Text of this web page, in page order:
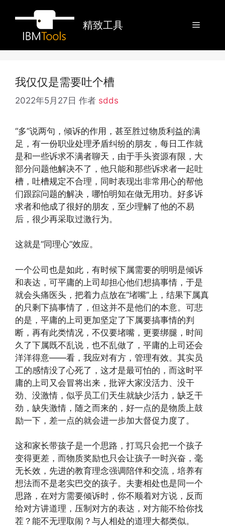
精致工具 菜
我仅仅是需要吐个槽
2022年5月27日 作者 sdds
“多”说两句，倾诉的作用，甚至胜过物质利益的满
足，有一份职业处理矛盾纠纷的朋友，每日工作就
是和一些诉求不满者聊天，由于手头资源有限，大
部分问题他解决不了，他只能和那些诉求者一起吐
槽，吐槽规定不合理，同时表现出非常用心的帮他
们跟踪问题的解决，哪怕明知在做无用功。好多诉
求者和他成了很好的朋友，至少理解了他的不易
后，很少再采取过激行为。
这就是“同理心”效应。
一个公司也是如此，有时候下属需要的明明是倾诉
和表达，可平庸的上司却担心他们想搞事情，于是
就会头痛医头，把着力点放在“堵嘴”上，结果下属真
的只剩下搞事情了，但这并不是他们的本意。可悲
的是，平庸的上司更加坚定了下属要搞事情的判
断，再有此类情况，不仅要堵嘴，更要绑腿，时间
久了下属既不乱说，也不乱做了，平庸的上司还会
洋洋得意——看，我应对有方，管理有效。其实员
工的感情没了心死了，这才是最可怕的，而这时平
庸的上司又会冒将出来，批评大家没活力、没干
劲、没激情，似乎员工们天生就缺少活力，缺乏干
劲，缺失激情，随之而来的，好一点的是物质上鼓
励一下，差一点的就会进一步加大督促力度了。
这和家长带孩子是一个思路，打骂只会把一个孩子
变得更差，而物质奖励也只会让孩子一时兴奋，毫
无长效，先进的教育理念强调陪伴和交流，培养有
想法而不是老实巴交的孩子。夫妻相处也是同一个
思路，在对方需要倾诉时，你不顺着对方说，反而
给对方讲道理，压制对方的表达，对方能不给你找
茬？能不无理取闹？与人相处的道理大都类似。